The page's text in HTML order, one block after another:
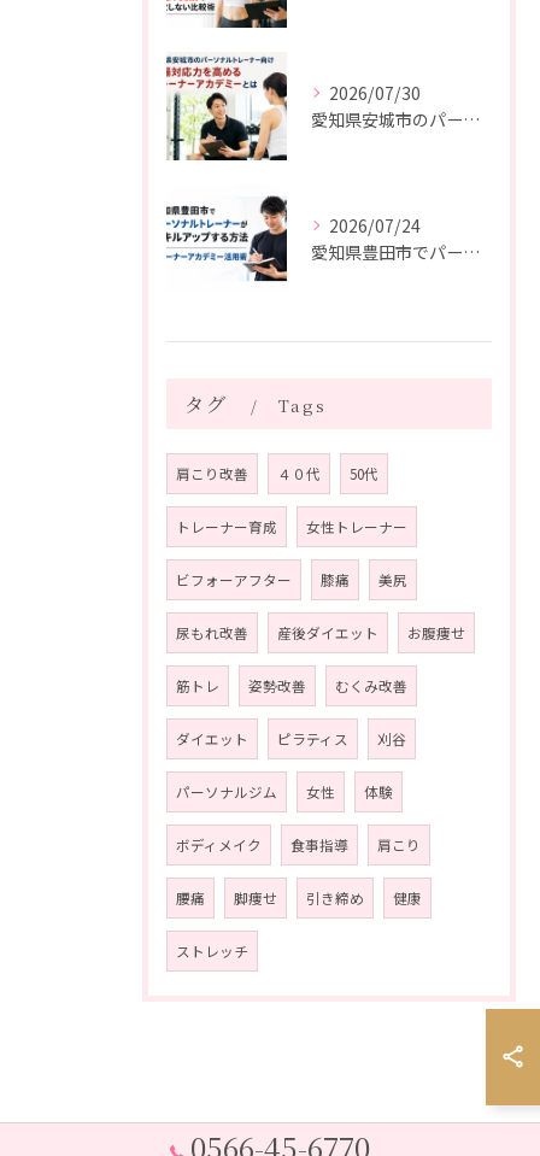
2026/07/30
愛知県安城市のパーソナルトレーナー向け｜現場対応力を高めるトレーナーアカデミーとは
2026/07/24
愛知県豊田市でパーソナルトレーナーがスキルアップする方法｜トレーナーアカデミー活用術
タグ Tags
肩こり改善 ４０代 50代
トレーナー育成 女性トレーナー
ビフォーアフター 膝痛 美尻
尿もれ改善 産後ダイエット お腹痩せ
筋トレ 姿勢改善 むくみ改善
ダイエット ピラティス 刈谷
パーソナルジム 女性 体験
ボディメイク 食事指導 肩こり
腰痛 脚痩せ 引き締め 健康
ストレッチ
0566-45-6770